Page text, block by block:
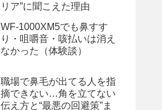
リア”に聞こえた理由
WF-1000XM5でも鼻すす
り・咀嚼音・咳払いは消え
なかった（体験談）
職場で鼻毛が出てる人を指
摘できない…角を立てない
伝え方と“最悪の回避策”ま